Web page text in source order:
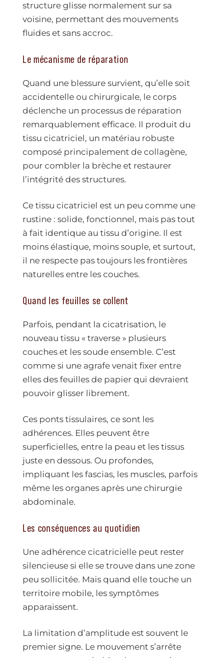
structure glisse normalement sur sa
voisine, permettant des mouvements
fluides et sans accroc.
Le mécanisme de réparation
Quand une blessure survient, qu’elle soit
accidentelle ou chirurgicale, le corps
déclenche un processus de réparation
remarquablement efficace. Il produit du
tissu cicatriciel, un matériau robuste
composé principalement de collagène,
pour combler la brèche et restaurer
l’intégrité des structures.
Ce tissu cicatriciel est un peu comme une
rustine : solide, fonctionnel, mais pas tout
à fait identique au tissu d’origine. Il est
moins élastique, moins souple, et surtout,
il ne respecte pas toujours les frontières
naturelles entre les couches.
Quand les feuilles se collent
Parfois, pendant la cicatrisation, le
nouveau tissu « traverse » plusieurs
couches et les soude ensemble. C’est
comme si une agrafe venait fixer entre
elles des feuilles de papier qui devraient
pouvoir glisser librement.
Ces ponts tissulaires, ce sont les
adhérences. Elles peuvent être
superficielles, entre la peau et les tissus
juste en dessous. Ou profondes,
impliquant les fascias, les muscles, parfois
même les organes après une chirurgie
abdominale.
Les conséquences au quotidien
Une adhérence cicatricielle peut rester
silencieuse si elle se trouve dans une zone
peu sollicitée. Mais quand elle touche un
territoire mobile, les symptômes
apparaissent.
La limitation d’amplitude est souvent le
premier signe. Le mouvement s’arrête